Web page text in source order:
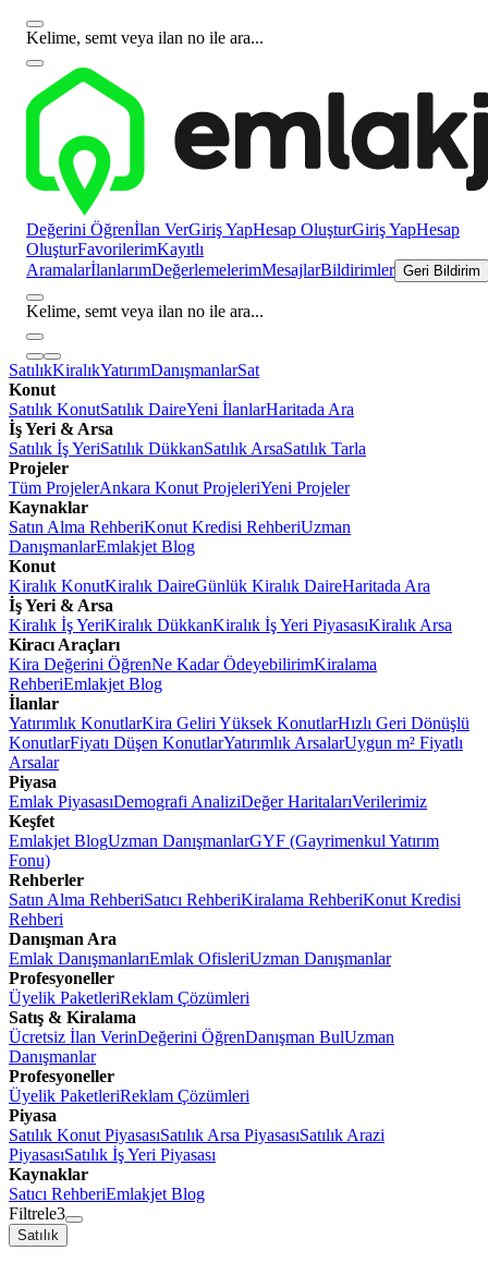
Kelime, semt veya ilan no ile ara...
Değerini Öğrenİlan VerGiriş YapHesap OluşturGiriş YapHesap
OluşturFavorilerimKayıtlı
AramalarİlanlarımDeğerlemelerimMesajlarBildirimler Geri Bildirim
Kelime, semt veya ilan no ile ara...
SatılıkKiralıkYatırımDanışmanlarSat
Konut
Satılık KonutSatılık DaireYeni İlanlarHaritada Ara
İş Yeri & Arsa
Satılık İş YeriSatılık DükkanSatılık ArsaSatılık Tarla
Projeler
Tüm ProjelerAnkara Konut ProjeleriYeni Projeler
Kaynaklar
Satın Alma RehberiKonut Kredisi RehberiUzman
DanışmanlarEmlakjet Blog
Konut
Kiralık KonutKiralık DaireGünlük Kiralık DaireHaritada Ara
İş Yeri & Arsa
Kiralık İş YeriKiralık DükkanKiralık İş Yeri PiyasasıKiralık Arsa
Kiracı Araçları
Kira Değerini ÖğrenNe Kadar ÖdeyebilirimKiralama
RehberiEmlakjet Blog
İlanlar
Yatırımlık KonutlarKira Geliri Yüksek KonutlarHızlı Geri Dönüşlü
KonutlarFiyatı Düşen KonutlarYatırımlık ArsalarUygun m² Fiyatlı
Arsalar
Piyasa
Emlak PiyasasıDemografi AnaliziDeğer HaritalarıVerilerimiz
Keşfet
Emlakjet BlogUzman DanışmanlarGYF (Gayrimenkul Yatırım
Fonu)
Rehberler
Satın Alma RehberiSatıcı RehberiKiralama RehberiKonut Kredisi
Rehberi
Danışman Ara
Emlak DanışmanlarıEmlak OfisleriUzman Danışmanlar
Profesyoneller
Üyelik PaketleriReklam Çözümleri
Satış & Kiralama
Ücretsiz İlan VerinDeğerini ÖğrenDanışman BulUzman
Danışmanlar
Profesyoneller
Üyelik PaketleriReklam Çözümleri
Piyasa
Satılık Konut PiyasasıSatılık Arsa PiyasasıSatılık Arazi
PiyasasıSatılık İş Yeri Piyasası
Kaynaklar
Satıcı RehberiEmlakjet Blog
Filtrele3
Satılık